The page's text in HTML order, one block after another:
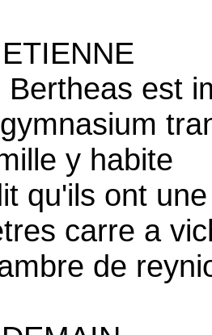
Bertheas est
y habite
qu'ils ont
carre a
de